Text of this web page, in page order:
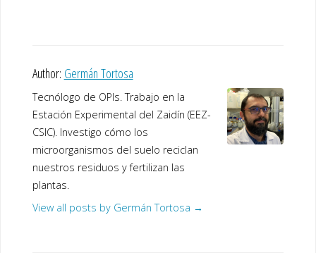
Author: Germán Tortosa
Tecnólogo de OPIs. Trabajo en la
Estación Experimental del Zaidín (EEZ-
CSIC). Investigo cómo los
microorganismos del suelo reciclan
nuestros residuos y fertilizan las
plantas.
View all posts by Germán Tortosa →